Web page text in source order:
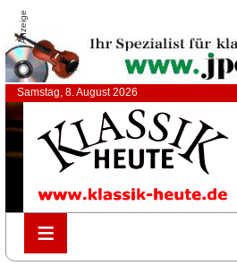
Anzeige
Samstag, 8. August 2026
≡
≡